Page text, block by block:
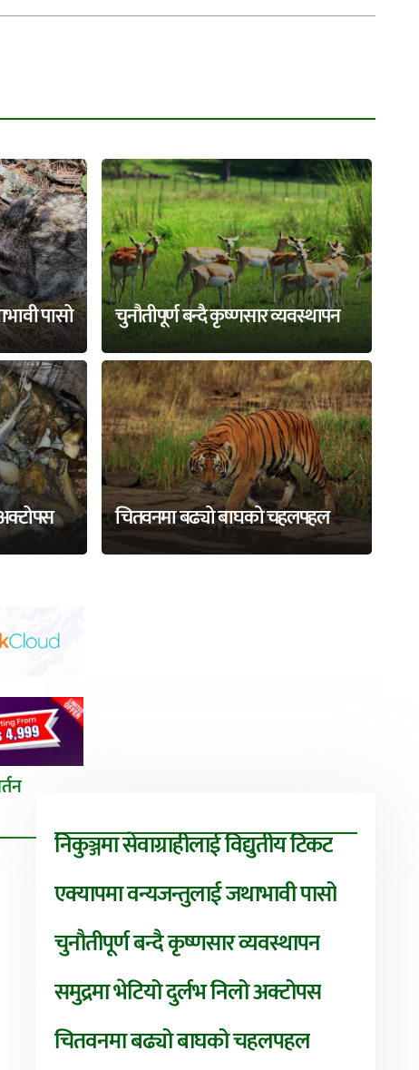
पासो चुनौतीपूर्ण बन्दै कृष्णसार व्यवस्थापन
चितवनमा बढ्यो बाघको चहलपहल
निकुञ्जमा सेवाग्राहीलाई विद्युतीय टिकट
एक्यापमा वन्यजन्तुलाई जथाभावी पासो
चुनौतीपूर्ण बन्दै कृष्णसार व्यवस्थापन
समुद्रमा भेटियो दुर्लभ निलो अक्टोपस
चितवनमा बढ्यो बाघको चहलपहल